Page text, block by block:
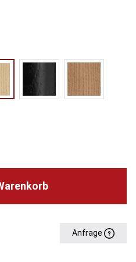
Esche gebleichtAN Esche schwarz gebeiztN1 Esche Walnuss
Anfrage